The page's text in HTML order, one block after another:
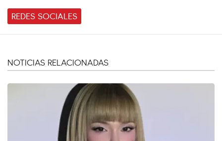
REDES SOCIALES
NOTICIAS RELACIONADAS